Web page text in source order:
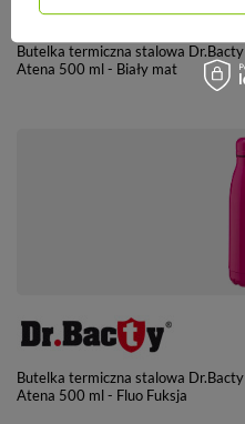
Butelka termiczna stalowa Dr.Bacty
Atena 500 ml - Biały mat
Butelka termiczna stalowa Dr.Bacty
Atena 500 ml - Fluo Fuksja